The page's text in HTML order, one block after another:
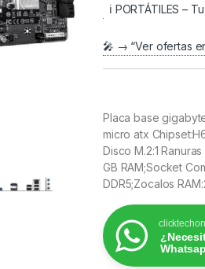
ℹ️ PORTÁTILES –
🎤 → “Ver ofertas
Placa base
micro atx
Disco M.2:1
GB RAM;Socket
DDR5;Zocalos